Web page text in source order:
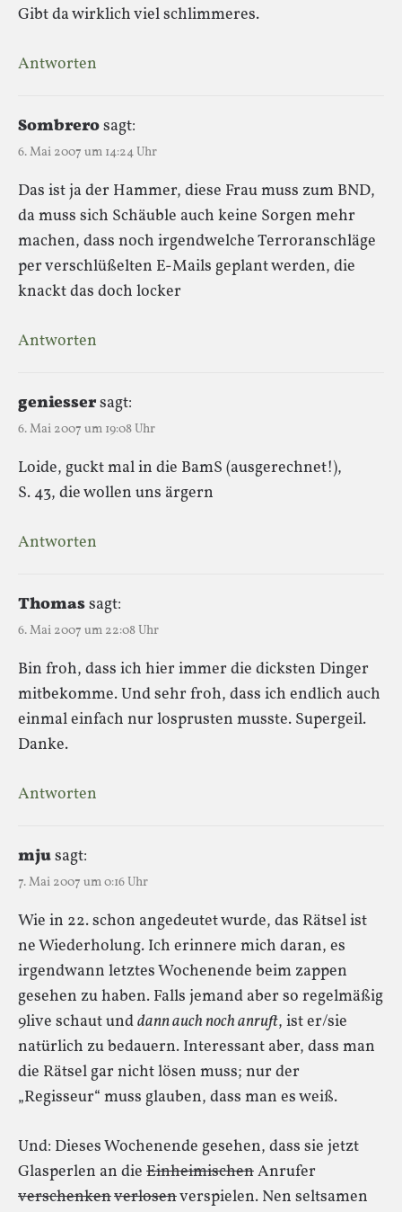
Gibt da wirklich viel schlimmeres.
Antworten
Sombrerosagt:
6. Mai 2007 um 14:24 Uhr
Das ist ja der Hammer, diese Frau muss zum BND,
da muss sich Schäuble auch keine Sorgen mehr
machen, dass noch irgendwelche Terroranschläge
per verschlüßelten E-Mails geplant werden, die
knackt das doch locker
Antworten
geniessersagt:
6. Mai 2007 um 19:08 Uhr
Loide, guckt mal in die BamS (ausgerechnet!),
S. 43, die wollen uns ärgern
Antworten
Thomassagt:
6. Mai 2007 um 22:08 Uhr
Bin froh, dass ich hier immer die dicksten Dinger
mitbekomme. Und sehr froh, dass ich endlich auch
einmal einfach nur losprusten musste. Supergeil.
Danke.
Antworten
mjusagt:
7. Mai 2007 um 0:16 Uhr
Wie in 22. schon angedeutet wurde, das Rätsel ist
ne Wiederholung. Ich erinnere mich daran, es
irgendwann letztes Wochenende beim zappen
gesehen zu haben. Falls jemand aber so regelmäßig
9live schaut unddann auch noch anruft, ist er/sie
natürlich zu bedauern. Interessant aber, dass man
die Rätsel gar nicht lösen muss; nur der
„Regisseur“ muss glauben, dass man es weiß.
Und: Dieses Wochenende gesehen, dass sie jetzt
Glasperlen an die EinheimischenAnrufer
verschenkenverlosenverspielen. Nen seltsamen